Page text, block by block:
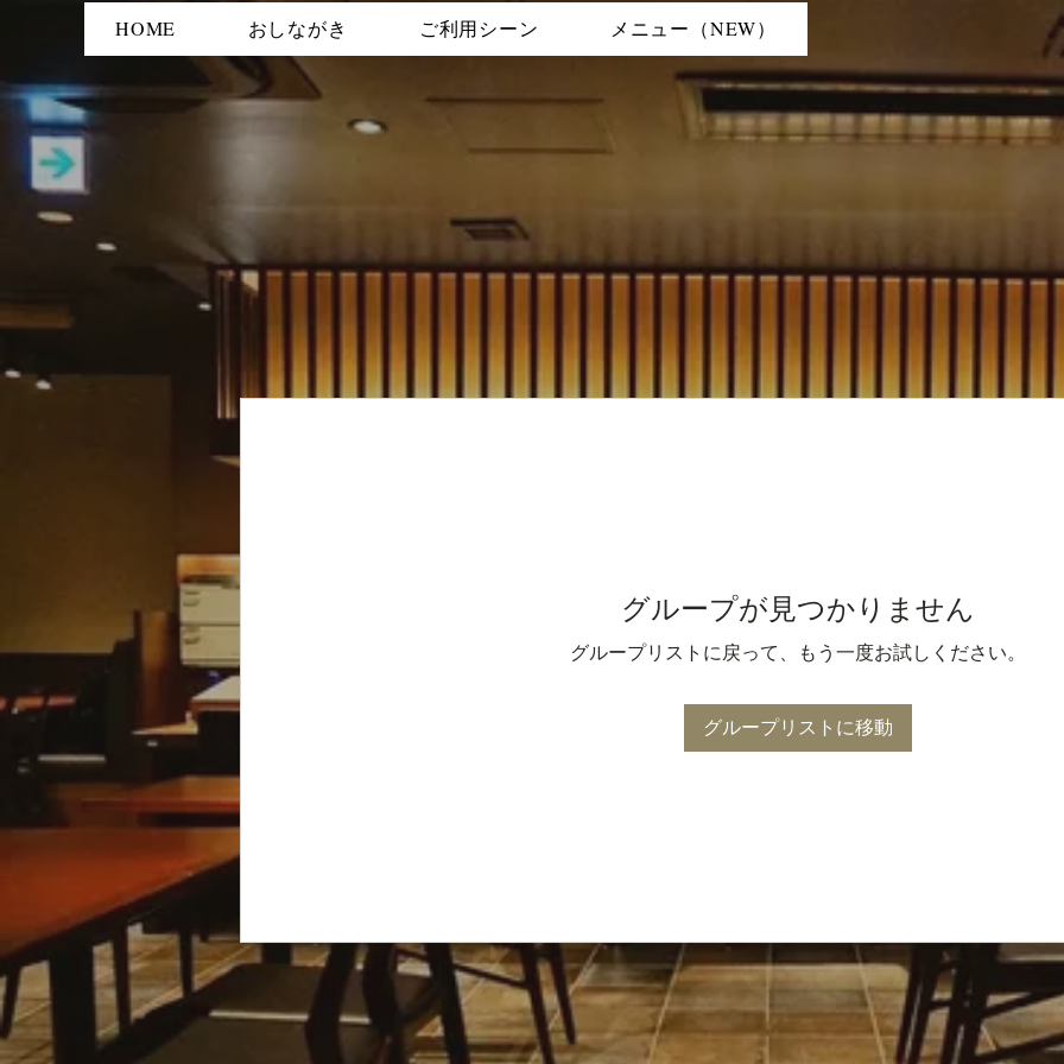
HOME おしながき ご利用シーン メニュー（NEW）
グループが見つかりません
グループリストに戻って、もう一度お試しください。
グループリストに移動